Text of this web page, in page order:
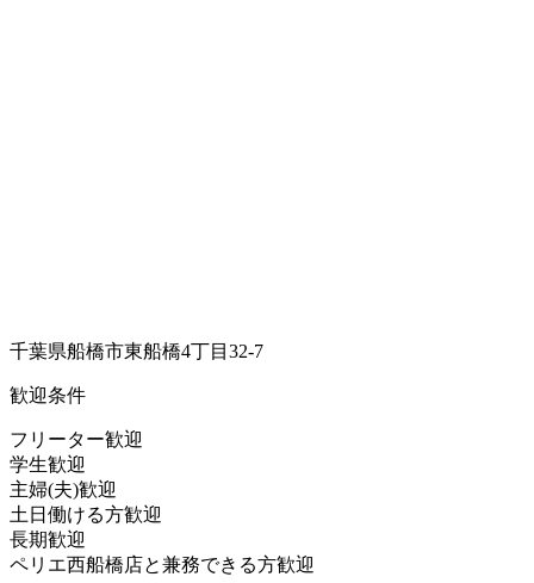
千葉県船橋市東船橋4丁目32-7
歓迎条件
フリーター歓迎
学生歓迎
主婦(夫)歓迎
土日働ける方歓迎
長期歓迎
ペリエ西船橋店と兼務できる方歓迎